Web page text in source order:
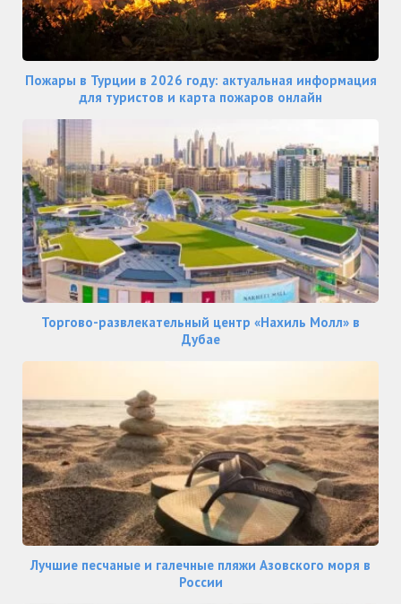
Пожары в Турции в 2026 году: актуальная информация
для туристов и карта пожаров онлайн
Торгово-развлекательный центр «Нахиль Молл» в
Дубае
Лучшие песчаные и галечные пляжи Азовского моря в
России